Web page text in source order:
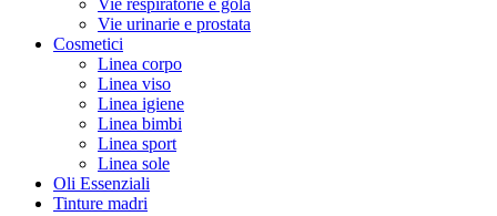
Vie urinarie e prostata
Cosmetici
Linea corpo
Linea viso
Linea igiene
Linea bimbi
Linea sport
Linea sole
Oli Essenziali
Tinture madri